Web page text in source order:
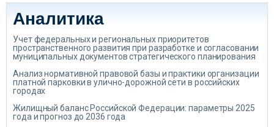
Аналитика
Учет федеральных и региональных приоритетов
пространственного развития при разработке и согласовании
муниципальных документов стратегического планирования
Анализ нормативной правовой базы и практики организации
платной парковки в улично-дорожной сети в российских
городах
Жилищный баланс Российской Федерации: параметры 2025
года и прогноз до 2036 года